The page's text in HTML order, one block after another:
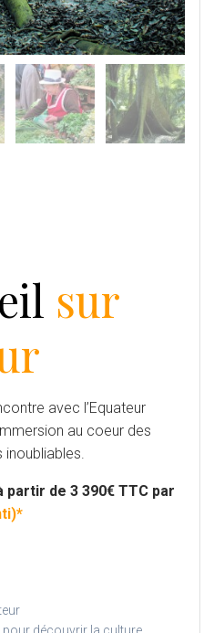
sur
avec l’Equateur
au coeur des
inoubliables.
partir de 3 390€ TTC par